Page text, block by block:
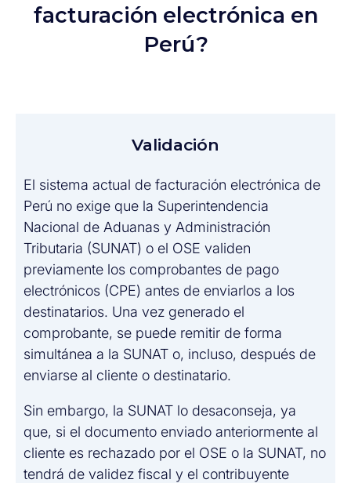
facturación electrónica en
Perú?
Validación
El sistema actual de facturación electrónica de
Perú no exige que la Superintendencia
Nacional de Aduanas y Administración
Tributaria (SUNAT) o el OSE validen
previamente los comprobantes de pago
electrónicos (CPE) antes de enviarlos a los
destinatarios. Una vez generado el
comprobante, se puede remitir de forma
simultánea a la SUNAT o, incluso, después de
enviarse al cliente o destinatario.
Sin embargo, la SUNAT lo desaconseja, ya
que, si el documento enviado anteriormente al
cliente es rechazado por el OSE o la SUNAT, no
tendrá de validez fiscal y el contribuyente